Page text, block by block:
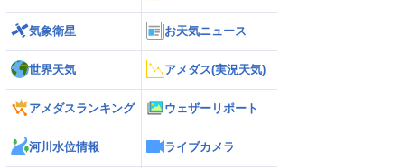
気象衛星 お天気ニュース
世界天気 アメダス(実況天気)
アメダスランキング ウェザーリポート
河川水位情報 ライブカメラ